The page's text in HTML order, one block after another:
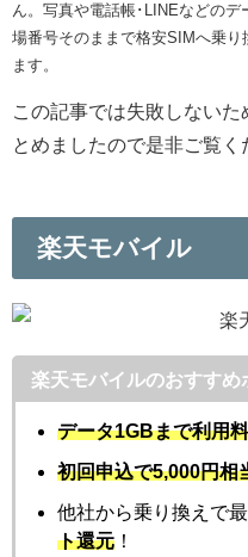
ん。写真や電話帳･LINEなどの
場番号そのままで格安SIMへ乗り
ます。
この記事では失敗しないた
とめましたので是非ご覧く
楽天モバイル
楽天モバイルのおすすめ
データ1GBまで利用
初回申込で5,000円相
他社から乗り換えで
ト還元 ！